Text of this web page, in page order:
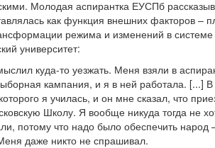
Молодая аспирантка ЕУСПб
как функция внешних факторов –
режима и изменений в
университет:
куда-то уезжать. Меня взяли в
кампания, и я в ней работала. [...]
я училась, и он мне сказал, что
Школу. Я вообще никуда тогда не
потому что надо было обеспечить
даже никто не спрашивал.